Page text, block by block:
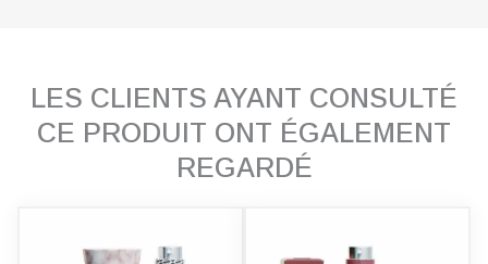
LES CLIENTS AYANT CONSULTÉ
CE PRODUIT ONT ÉGALEMENT
REGARDÉ